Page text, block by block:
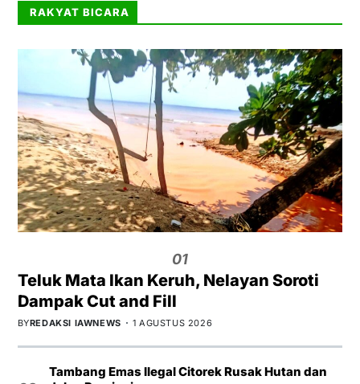
RAKYAT BICARA
01
Teluk Mata Ikan Keruh, Nelayan Soroti
Dampak Cut and Fill
BYREDAKSI IAWNEWS 1 AGUSTUS 2026
Tambang Emas Ilegal Citorek Rusak Hutan dan